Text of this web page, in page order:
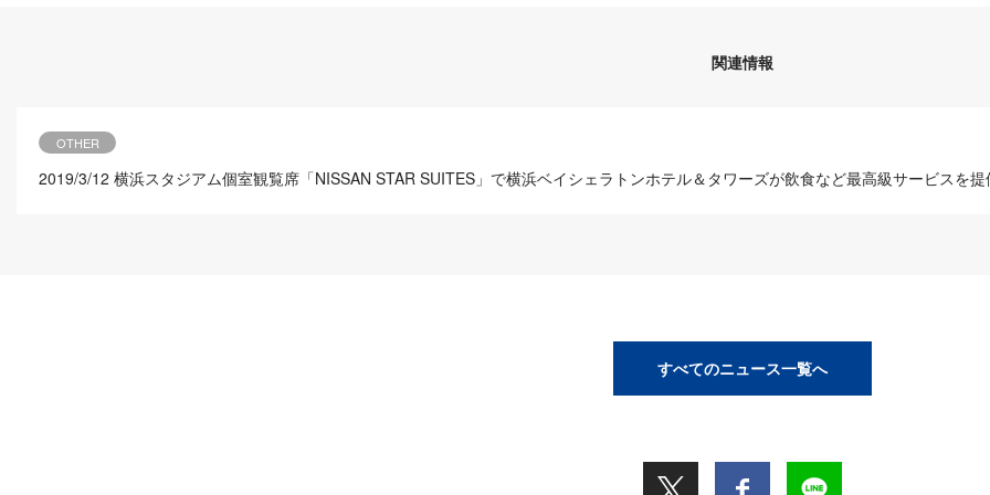
関連情報
OTHER
2019/3/12 横浜スタジアム個室観覧席「NISSAN STAR SUITES」で横浜ベイシェラトンホテル＆タワーズが飲食など最高級サービスを提
すべてのニュース一覧へ